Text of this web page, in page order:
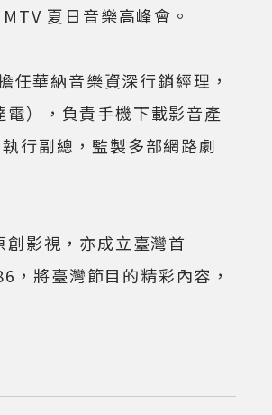
夏日音樂高峰會。
華納音樂資深行銷經理，
），負責手機下載影音產
行副總，監製多部網路劇
影視，亦成立臺灣首
將臺灣節目的精彩內容，